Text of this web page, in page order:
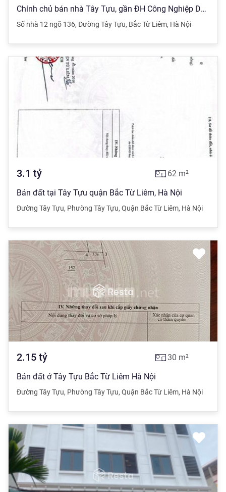
Chính chủ bán nhà Tây Tựu, gần ĐH Công Nghiệp DT 34m2 - 5 tầng đủ nội thất, MT 4.5m nở hậu, 2.55 tỷ
Số nhà 12 ngõ 136, Đường Tây Tựu, Bắc Từ Liêm, Hà Nội
3.1 tỷ 62 m²
Bán đất tại Tây Tựu quận Bắc Từ Liêm, Hà Nội
Đường Tây Tựu, Phường Tây Tựu, Quận Bắc Từ Liêm, Hà Nội
2.15 tỷ 30 m²
Bán đất ở Tây Tựu Bắc Từ Liêm Hà Nội
Đường Tây Tựu, Phường Tây Tựu, Quận Bắc Từ Liêm, Hà Nội